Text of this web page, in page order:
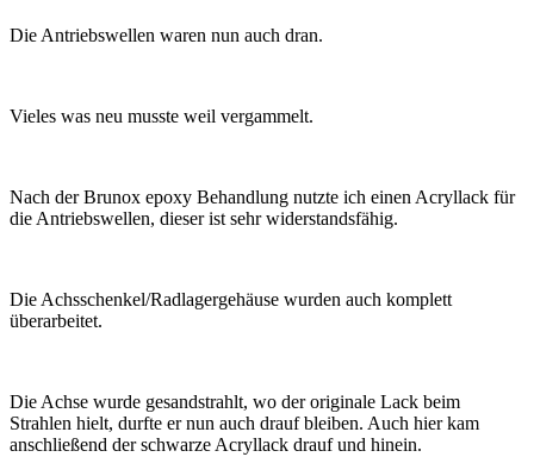
Die Antriebswellen waren nun auch dran.
Vieles was neu musste weil vergammelt.
Nach der Brunox epoxy Behandlung nutzte ich einen Acryllack für
die Antriebswellen, dieser ist sehr widerstandsfähig.
Die Achsschenkel/Radlagergehäuse wurden auch komplett
überarbeitet.
Die Achse wurde gesandstrahlt, wo der originale Lack beim
Strahlen hielt, durfte er nun auch drauf bleiben. Auch hier kam
anschließend der schwarze Acryllack drauf und hinein.